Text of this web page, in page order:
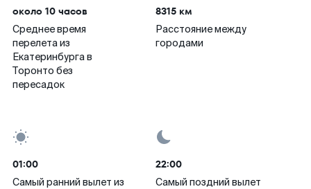
около 10 часов
Среднее время
перелета из
Екатеринбурга в
Торонто без
пересадок
8315 км
Расстояние между
городами
01:00
Самый ранний вылет из
22:00
Самый поздний вылет